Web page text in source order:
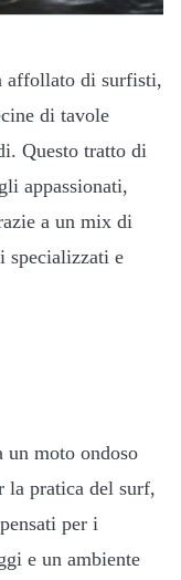
affollato di surfisti,
di tavole
Questo tratto di
appassionati,
a un mix di
specializzati e
moto ondoso
la pratica del surf,
per i
e un ambiente